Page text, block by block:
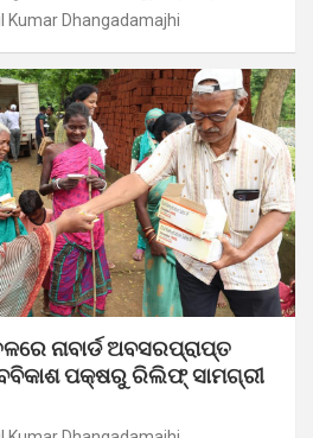
Kumar Dhangadamajhi
ନାବାର୍ଡ ଅବସରପ୍ରାପ୍ତ
ପକ୍ଷରୁ ରିଲିଫ୍ ସାମଗ୍ରୀ